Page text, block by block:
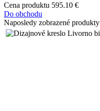
Cena produktu 595.10 €
Do obchodu
Naposledy zobrazené produkty